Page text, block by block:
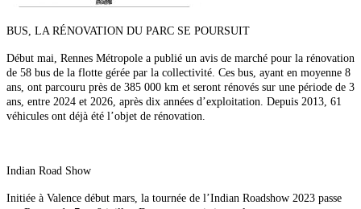
BUS, LA RÉNOVATION DU PARC SE POURSUIT
Début mai, Rennes Métropole a publié un avis de marché pour la rénovation
de 58 bus de la flotte gérée par la collectivité. Ces bus, ayant en moyenne 8
ans, ont parcouru près de 385 000 km et seront rénovés sur une période de 3
ans, entre 2024 et 2026, après dix années d’exploitation. Depuis 2013, 61
véhicules ont déjà été l’objet de rénovation.
Indian Road Show
Initiée à Valence début mars, la tournée de l’Indian Roadshow 2023 passe